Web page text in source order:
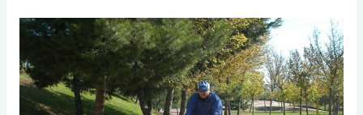
Comienzan
obras
para
la